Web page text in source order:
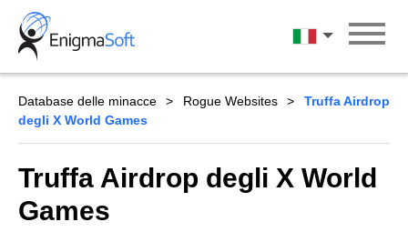
Skip
content
Italiano
Database delle minacce Rogue Websites
Truffa Airdrop
degli X World Games
Truffa Airdrop degli X World
Games